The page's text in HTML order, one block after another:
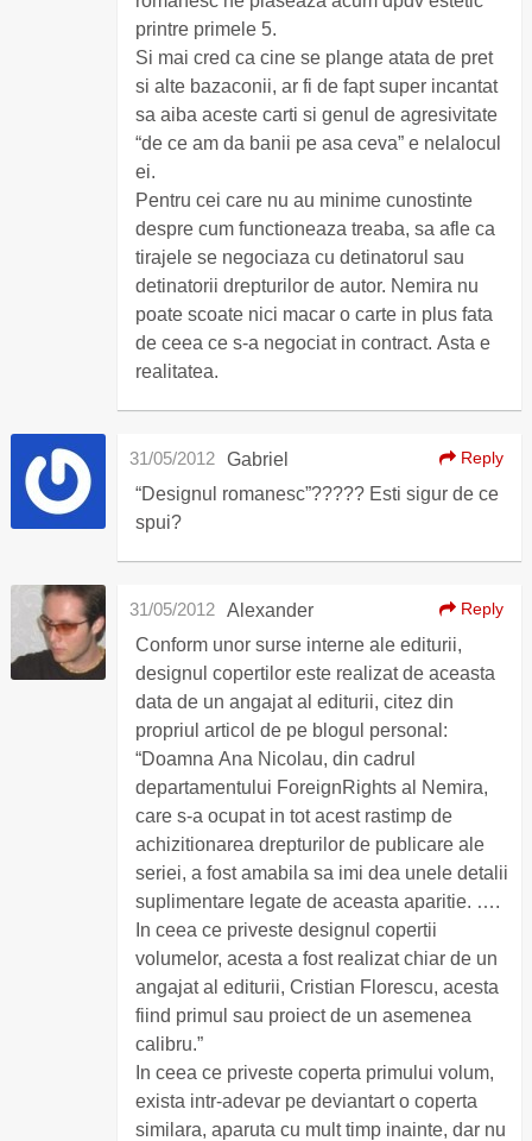
printre primele 5.
Si mai cred ca cine se plange atata de pret
si alte bazaconii, ar fi de fapt super incantat
sa aiba aceste carti si genul de agresivitate
“de ce am da banii pe asa ceva” e nelalocul
ei.
Pentru cei care nu au minime cunostinte
despre cum functioneaza treaba, sa afle ca
tirajele se negociaza cu detinatorul sau
detinatorii drepturilor de autor. Nemira nu
poate scoate nici macar o carte in plus fata
de ceea ce s-a negociat in contract. Asta e
realitatea.
Gabriel
31/05/2012 Reply
“Designul romanesc”????? Esti sigur de ce
spui?
Alexander
31/05/2012 Reply
Conform unor surse interne ale editurii,
designul copertilor este realizat de aceasta
data de un angajat al editurii, citez din
propriul articol de pe blogul personal:
“Doamna Ana Nicolau, din cadrul
departamentului ForeignRights al Nemira,
care s-a ocupat in tot acest rastimp de
achizitionarea drepturilor de publicare ale
seriei, a fost amabila sa imi dea unele detalii
suplimentare legate de aceasta aparitie. ….
In ceea ce priveste designul copertii
volumelor, acesta a fost realizat chiar de un
angajat al editurii, Cristian Florescu, acesta
fiind primul sau proiect de un asemenea
calibru.”
In ceea ce priveste coperta primului volum,
exista intr-adevar pe deviantart o coperta
similara, aparuta cu mult timp inainte, dar nu